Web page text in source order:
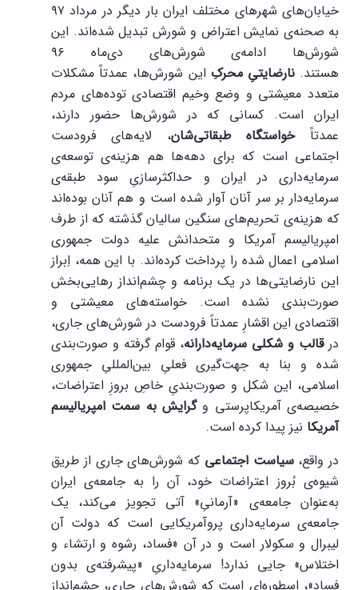
خیابان‌های شهرهای مختلف ایران بار دیگر در مرداد ۹۷
به صحنه‌ی نمایش اعتراض و شورش تبدیل شده‌اند. این
شورش‌ها‌ ادامه‌ی شورش‌های دی‌ماه ۹۶
هستند.نارضایتیِ محرکِ این شورش‌ها، عمدتاً مشکلات
متعدد معیشتی و وضع وخیم اقتصادی توده‌های مردم
ایران است. کسانی که در شورش‌ها حضور دارند،
عمدتاًخواستگاه طبقاتی‌شان، لایه‌های فرودست
اجتماعی است که برای دهه‌ها هم هزینه‌ی توسعه‌ی
سرمایه‌داری در ایران و حداکثرسازیِ سود طبقه‌ی
سرمایه‌دار بر سر آنان آوار شده است و هم آنان بوده‌اند
که هزینه‌ی تحریم‌های سنگین سالیان گذشته که از طرف
امپریالیسم آمریکا و متحدانش علیه دولت جمهوری
اسلامی اعمال شده را پرداخت کرده‌اند. با این همه، اِبراز
این نارضایتی‌ها در یک برنامه و چشم‌انداز رهایی‌بخش
صورت‌بندی نشده است. خواسته‌های معیشتی و
اقتصادی این اقشارِ عمدتاً فرودست در شورش‌های جاری،
درقالب و شکلی سرمایه‌دارانه، قوام گرفته و صورت‌بندی
شده و بنا به جهت‌گیری فعلیِ بین‌المللیِ جمهوری
اسلامی، این شکل و صورت‌بندیِ خاصِ بروزِ اعتراضات،
خصیصه‌ی آمریکاپرستی وگرایش به سمت امپریالیسم
آمریکا نیز پیدا کرده است.
در واقع،سیاست اجتماعی که شورش‌های جاری از طریق
شیوه‌ی بُروز اعتراضات خود، آن را به جامعه‌ی ایران
به‌عنوان جامعه‌ی «آرمانیِ» آتی تجویز می‌کند، یک
جامعه‌ی سرمایه‌داری پروآمریکایی است که دولت آن
لیبرال و سکولار است و در آن «فساد، رشوه و ارتشاء و
اختلاس» جایی ندارد! سرمایه‌داریِ «پیشرفته‌ی بدون
فساد»، اسطوره‌ای است که شورش‌های جاری، چشم‌انداز